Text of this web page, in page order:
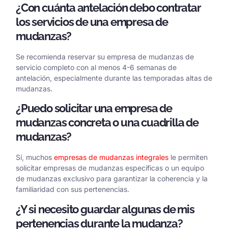
¿Con cuánta antelación debo contratar
los servicios de una empresa de
mudanzas?
Se recomienda reservar su empresa de mudanzas de
servicio completo con al menos 4-6 semanas de
antelación, especialmente durante las temporadas altas de
mudanzas.
¿Puedo solicitar una empresa de
mudanzas concreta o una cuadrilla de
mudanzas?
Sí, muchos empresas de mudanzas integrales le permiten
solicitar empresas de mudanzas específicas o un equipo
de mudanzas exclusivo para garantizar la coherencia y la
familiaridad con sus pertenencias.
¿Y si necesito guardar algunas de mis
pertenencias durante la mudanza?